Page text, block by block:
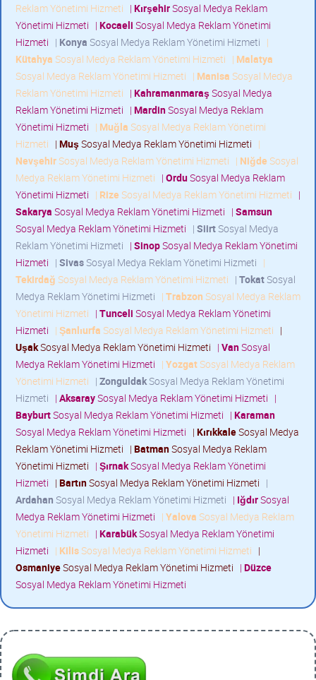
Reklam Yönetimi Hizmeti | KırşehirSosyal Medya Reklam
Yönetimi Hizmeti | Kocaeli Sosyal Medya Reklam Yönetimi
Hizmeti | Konya Sosyal Medya Reklam Yönetimi Hizmeti |
Kütahya Sosyal Medya Reklam Yönetimi Hizmeti | Malatya
Sosyal Medya Reklam Yönetimi Hizmeti | Manisa Sosyal Medya
Reklam Yönetimi Hizmeti | KahramanmaraşSosyal Medya
Reklam Yönetimi Hizmeti | MardinSosyal Medya Reklam
Yönetimi Hizmeti | Muğla Sosyal Medya Reklam Yönetimi
Hizmeti | MuşSosyal Medya Reklam Yönetimi Hizmeti |
NevşehirSosyal Medya Reklam Yönetimi Hizmeti | Niğde Sosyal
Medya Reklam Yönetimi Hizmeti | OrduSosyal Medya Reklam
Yönetimi Hizmeti | Rize Sosyal Medya Reklam Yönetimi Hizmeti |
Sakarya Sosyal Medya Reklam Yönetimi Hizmeti | Samsun
Sosyal Medya Reklam Yönetimi Hizmeti | SiirtSosyal Medya
Reklam Yönetimi Hizmeti | SinopSosyal Medya Reklam Yönetimi
Hizmeti | SivasSosyal Medya Reklam Yönetimi Hizmeti |
Tekirdağ Sosyal Medya Reklam Yönetimi Hizmeti | TokatSosyal
Medya Reklam Yönetimi Hizmeti | Trabzon Sosyal Medya Reklam
Yönetimi Hizmeti | Tunceli Sosyal Medya Reklam Yönetimi
Hizmeti | Şanlıurfa Sosyal Medya Reklam Yönetimi Hizmeti |
UşakSosyal Medya Reklam Yönetimi Hizmeti | VanSosyal
Medya Reklam Yönetimi Hizmeti | YozgatSosyal Medya Reklam
Yönetimi Hizmeti | ZonguldakSosyal Medya Reklam Yönetimi
Hizmeti | AksaraySosyal Medya Reklam Yönetimi Hizmeti |
BayburtSosyal Medya Reklam Yönetimi Hizmeti | Karaman
Sosyal Medya Reklam Yönetimi Hizmeti | KırıkkaleSosyal Medya
Reklam Yönetimi Hizmeti | BatmanSosyal Medya Reklam
Yönetimi Hizmeti | ŞırnakSosyal Medya Reklam Yönetimi
Hizmeti | BartınSosyal Medya Reklam Yönetimi Hizmeti |
Ardahan Sosyal Medya Reklam Yönetimi Hizmeti | IğdırSosyal
Medya Reklam Yönetimi Hizmeti | Yalova Sosyal Medya Reklam
Yönetimi Hizmeti | KarabükSosyal Medya Reklam Yönetimi
Hizmeti | KilisSosyal Medya Reklam Yönetimi Hizmeti |
OsmaniyeSosyal Medya Reklam Yönetimi Hizmeti | Düzce
Sosyal Medya Reklam Yönetimi Hizmeti